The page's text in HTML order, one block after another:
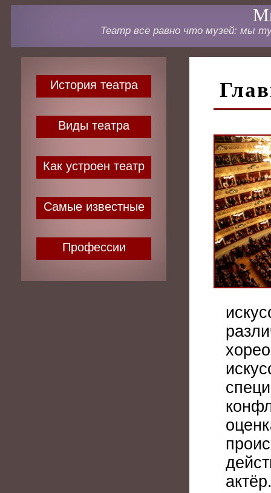
Театр все равно что музей: мы
История театра
Виды театра
Как устроен театр
Самые известные
Профессии